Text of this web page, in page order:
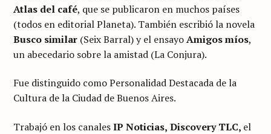
Atlas del café, que se publicaron en muchos países
(todos en editorial Planeta). También escribió la novela
Busco similar (Seix Barral) y el ensayoAmigos míos,
un abecedario sobre la amistad (La Conjura).
Fue distinguido como Personalidad Destacada de la
Cultura de la Ciudad de Buenos Aires.
Trabajó en los canalesIP Noticias, Discovery TLC, el